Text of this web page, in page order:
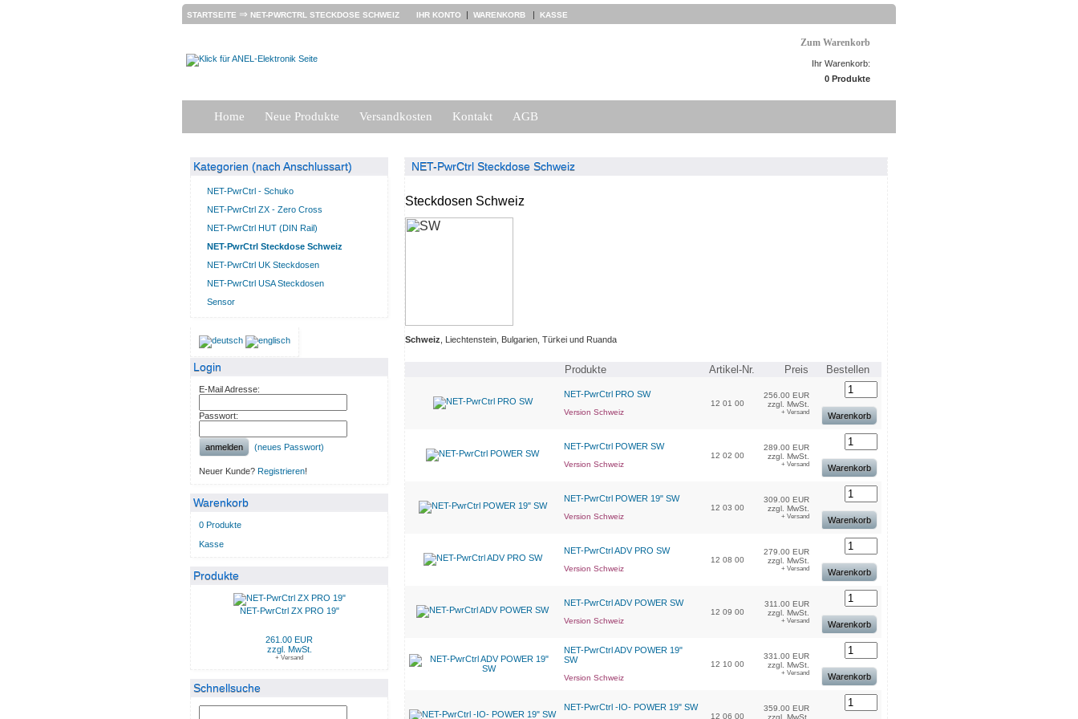
STARTSEITE ⇒ NET-PWRCTRL STECKDOSE SCHWEIZ IHR KONTO | WARENKORB | KASSE
Zum Warenkorb
Ihr Warenkorb:
0 Produkte
Home Neue Produkte Versandkosten Kontakt AGB
Kategorien (nach Anschlussart)
NET-PwrCtrl - Schuko
NET-PwrCtrl ZX - Zero Cross
NET-PwrCtrl HUT (DIN Rail)
NET-PwrCtrl Steckdose Schweiz
NET-PwrCtrl UK Steckdosen
NET-PwrCtrl USA Steckdosen
Sensor
Login
E-Mail Adresse:
Passwort:
anmelden (neues Passwort)
Neuer Kunde? Registrieren!
Warenkorb
0 Produkte
Kasse
Produkte
NET-PwrCtrl ZX PRO 19"
261.00 EUR
zzgl. MwSt.
+ Versand
Schnellsuche
NET-PwrCtrl Steckdose Schweiz
Steckdosen Schweiz
Schweiz , Liechtenstein, Bulgarien, Türkei und Ruanda
Produkte Artikel-Nr. Preis Bestellen
NET-PwrCtrl PRO SW
Version Schweiz
12 01 00
256.00 EUR
zzgl. MwSt.
+ Versand Warenkorb
NET-PwrCtrl POWER SW
Version Schweiz
12 02 00
289.00 EUR
zzgl. MwSt.
+ Versand Warenkorb
NET-PwrCtrl POWER 19" SW
Version Schweiz
12 03 00
309.00 EUR
zzgl. MwSt.
+ Versand Warenkorb
NET-PwrCtrl ADV PRO SW
Version Schweiz
12 08 00
279.00 EUR
zzgl. MwSt.
+ Versand Warenkorb
NET-PwrCtrl ADV POWER SW
Version Schweiz
12 09 00
311.00 EUR
zzgl. MwSt.
+ Versand Warenkorb
NET-PwrCtrl ADV POWER 19"
SW
Version Schweiz
12 10 00
331.00 EUR
zzgl. MwSt.
+ Versand Warenkorb
NET-PwrCtrl -IO- POWER 19" SW
12 06 00
359.00 EUR
zzgl. MwSt.